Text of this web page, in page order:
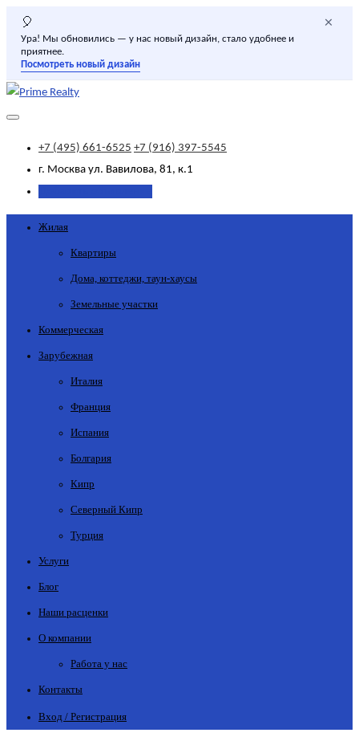
🎈
Ура! Мы обновились — у нас новый дизайн, стало удобнее и
приятнее.
Посмотреть новый дизайн
×
+7 (495) 661-6525 +7 (916) 397-5545
г. Москва ул. Вавилова, 81, к.1
Жилая
Квартиры
Дома, коттеджи, таун-хаусы
Земельные участки
Коммерческая
Зарубежная
Италия
Франция
Испания
Болгария
Кипр
Северный Кипр
Турция
Услуги
Блог
Наши расценки
О компании
Работа у нас
Контакты
Вход / Регистрация